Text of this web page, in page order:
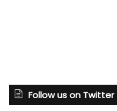
Follow us on Twitter